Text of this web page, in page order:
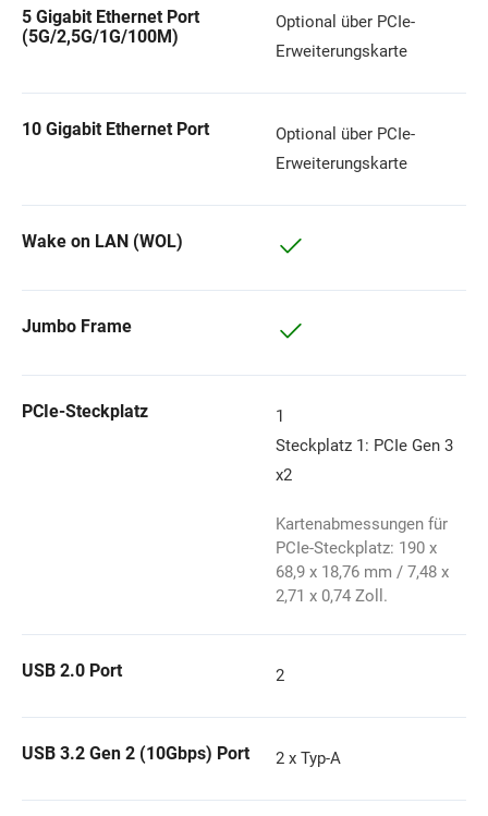
5 Gigabit Ethernet Port
(5G/2,5G/1G/100M)
Optional über PCIe-
Erweiterungskarte
10 Gigabit Ethernet Port
Optional über PCIe-
Erweiterungskarte
Wake on LAN (WOL)
Jumbo Frame
PCIe-Steckplatz
1
Steckplatz 1: PCIe Gen 3
x2
Kartenabmessungen für
PCIe-Steckplatz: 190 x
68,9 x 18,76 mm / 7,48 x
2,71 x 0,74 Zoll.
USB 2.0 Port 2
USB 3.2 Gen 2 (10Gbps) Port 2 x Typ-A